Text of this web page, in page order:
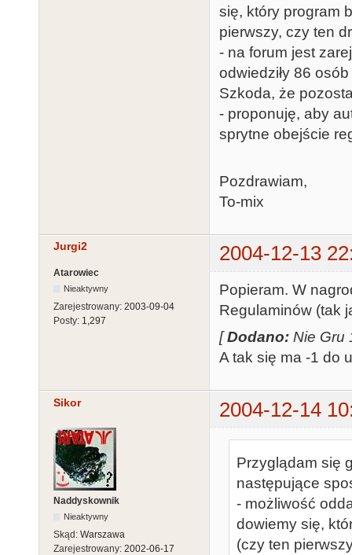
się, który program
pierwszy, czy ten
- na forum jest
odwiedziły 86
Szkoda, że
- proponuję, aby
sprytne obejście
Pozdrawiam,
To-mix
Jurgi2 2004-12-13
Atarowiec
Nieaktywny
Zarejestrowany: 2003-09-04
Posty: 1,297
Popieram. W
Regulaminów (tak
[Dodano: Nie Gru
A tak się ma -1 do
Sikor 2004-12-14
Naddyskownik
Nieaktywny
Skąd: Warszawa
Zarejestrowany: 2002-06-17
Przyglądam się
następujące
- możliwość
dowiemy się,
(czy ten